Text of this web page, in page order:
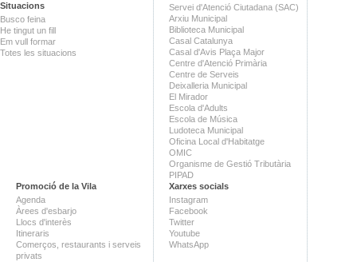
Situacions
Busco feina
He tingut un fill
Em vull formar
Totes les situacions
Servei d'Atenció Ciutadana (SAC)
Arxiu Municipal
Biblioteca Municipal
Casal Catalunya
Casal d'Avis Plaça Major
Centre d'Atenció Primària
Centre de Serveis
Deixalleria Municipal
El Mirador
Escola d'Adults
Escola de Música
Ludoteca Municipal
Oficina Local d'Habitatge
OMIC
Organisme de Gestió Tributària
PIPAD
Promoció de la Vila
Agenda
Àrees d'esbarjo
Llocs d'interès
Itineraris
Comerços, restaurants i serveis
privats
Xarxes socials
Instagram
Facebook
Twitter
Youtube
WhatsApp